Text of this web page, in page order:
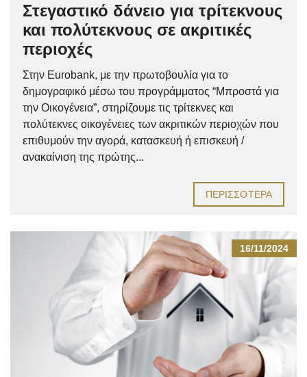
Στεγαστικό δάνειο για τρίτεκνους
και πολύτεκνους σε ακριτικές
περιοχές
Στην Eurobank, με την πρωτοβουλία για το
δημογραφικό μέσω του προγράμματος “Μπροστά για
την Οικογένεια”, στηρίζουμε τις τρίτεκνες και
πολύτεκνες οικογένειες των ακριτικών περιοχών που
επιθυμούν την αγορά, κατασκευή ή επισκευή /
ανακαίνιση της πρώτης...
ΠΕΡΙΣΣΌΤΕΡΑ
16/11/2024